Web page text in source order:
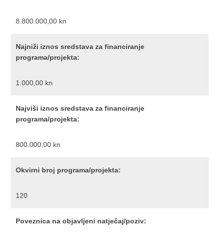
8.800.000,00 kn
Najniži iznos sredstava za financiranje
programa/projekta:
1.000,00 kn
Najviši iznos sredstava za financiranje
programa/projekta:
800.000,00 kn
Okvirni broj programa/projekta:
120
Poveznica na objavljeni natječaj/poziv: